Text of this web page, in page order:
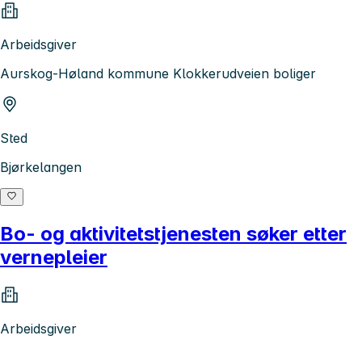
Arbeidsgiver
Aurskog-Høland kommune Klokkerudveien boliger
Sted
Bjørkelangen
Bo- og aktivitetstjenesten søker etter
vernepleier
Arbeidsgiver